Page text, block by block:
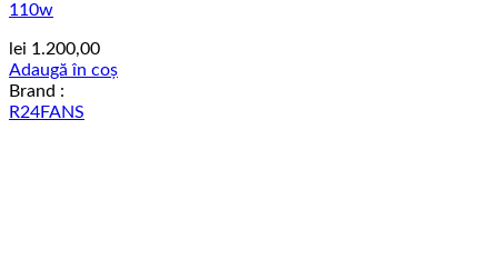
110w
lei 1.200,00
Adaugă în coș
Brand :
R24FANS